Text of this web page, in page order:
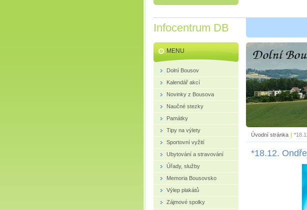
Infocentrum DB
Úvodní stránka |
*18.12.
MENU
Dolní Bousov
Kalendář akcí
Novinky z Bousova
Naučné stezky
Památky
Tipy na výlety
Sportovní vyžití
Ubytování a stravování
Úřady, služby
Memoria Bousovsko
Výlep plakátů
Zájmové spolky